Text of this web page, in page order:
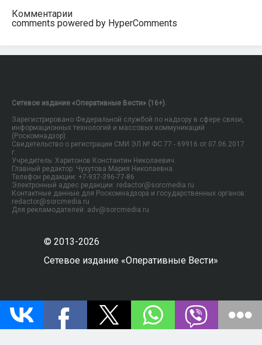
Комментарии
comments powered by HyperComments
Сетевое издание «Оперативные Вести» (16+).
Зарегистрировано Федеральной службой по надзору в сфере связи,
информационных технологий и массовых коммуникаций
(Роскомнадзор).
Свидетельство о регистрации СМИ ЭЛ № ФС 77 - 69916 от 07.06.2017
г.
Учредитель: Харитонов Константин Николаевич.
Главный редактор: Чухутова Мария Николаевна.
Телефон редакции: +7-937-396-77-86
Электронный адрес редакции: redactor@sorcmedia.ru
Контактные данные для Роскомнадзора и государственных органов:
redactor@sorcmedia.ru
Для рекламодателей: adv@sorcmedia.ru
© 2013-2026
Сетевое издание «Оперативные Вести»